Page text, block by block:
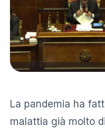
La pandemia ha
malattia già molto